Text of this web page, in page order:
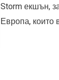
Storm екшън,
Европа, които